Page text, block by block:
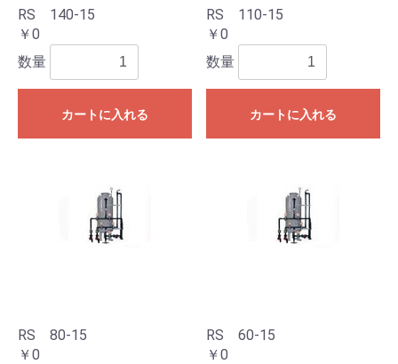
RS 140-15
￥0
数量
カートに入れる
RS 110-15
￥0
数量
カートに入れる
RS 80-15
￥0
RS 60-15
￥0